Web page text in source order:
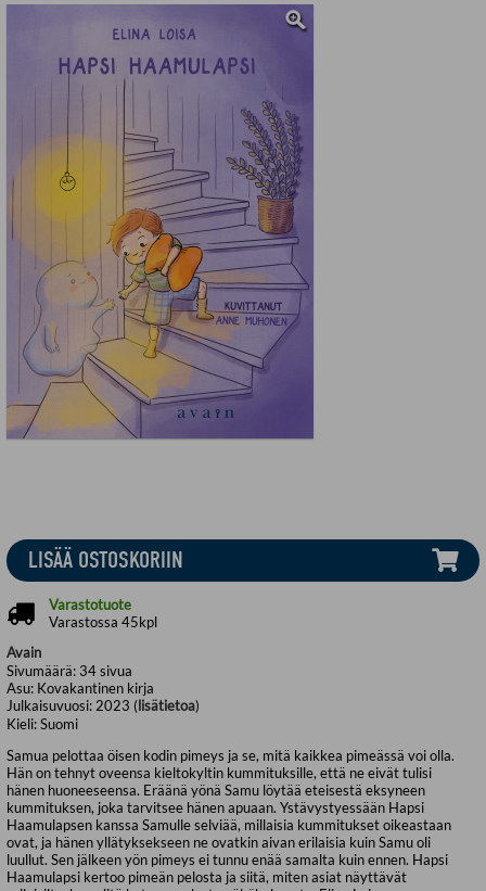
Avain
Sivumäärä: 34sivua
Asu: Kovakantinen kirja
Julkaisuvuosi:2023 (lisätietoa)
Kieli:Suomi
Samua pelottaa öisen kodin pimeys ja se, mitä kaikkea pimeässä voi olla.
Hän on tehnyt oveensa kieltokyltin kummituksille, että ne eivät tulisi
hänen huoneeseensa. Eräänä yönä Samu löytää eteisestä eksyneen
kummituksen, joka tarvitsee hänen apuaan. Ystävystyessään Hapsi
Haamulapsen kanssa Samulle selviää, millaisia kummitukset oikeastaan
ovat, ja hänen yllätyksekseen ne ovatkin aivan erilaisia kuin Samu oli
luullut. Sen jälkeen yön pimeys ei tunnu enää samalta kuin ennen. Hapsi
Haamulapsi kertoo pimeän pelosta ja siitä, miten asiat näyttävät
LISÄÄ OSTOSKORIIN
Varastotuote
Varastossa 45kpl